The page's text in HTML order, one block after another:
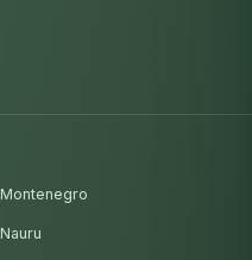
Montenegro
Nauru